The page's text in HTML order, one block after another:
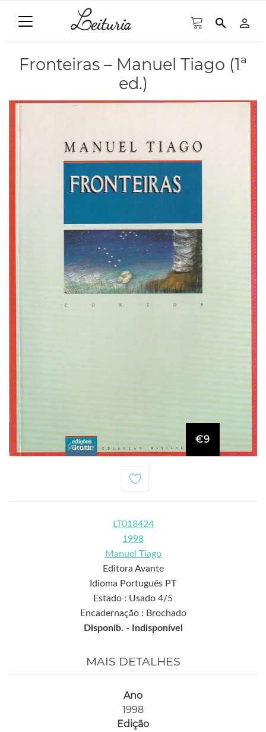
search person_outline
Fronteiras – Manuel Tiago (1ª
ed.)
€9
LT018424
1998
Manuel Tiago
Editora Avante
Idioma Português PT
Estado : Usado 4/5
Encadernação : Brochado
Disponib. -
Indisponível
MAIS DETALHES
Ano
1998
Edição